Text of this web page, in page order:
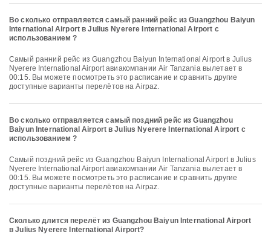
Во сколько отправляется самый ранний рейс из Guangzhou Baiyun
International Airport в Julius Nyerere International Airport с
использованием ?
Самый ранний рейс из Guangzhou Baiyun International Airport в Julius
Nyerere International Airport авиакомпании Air Tanzania вылетает в
00:15. Вы можете посмотреть это расписание и сравнить другие
доступные варианты перелётов на Airpaz.
Во сколько отправляется самый поздний рейс из Guangzhou
Baiyun International Airport в Julius Nyerere International Airport с
использованием ?
Самый поздний рейс из Guangzhou Baiyun International Airport в Julius
Nyerere International Airport авиакомпании Air Tanzania вылетает в
00:15. Вы можете посмотреть это расписание и сравнить другие
доступные варианты перелётов на Airpaz.
Сколько длится перелёт из Guangzhou Baiyun International Airport
в Julius Nyerere International Airport?